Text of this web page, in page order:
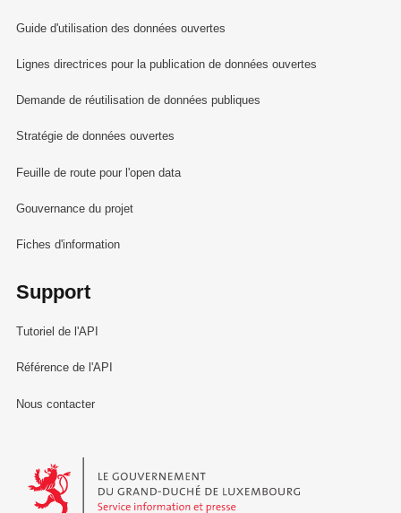
Guide d'utilisation des données ouvertes
Lignes directrices pour la publication de données ouvertes
Demande de réutilisation de données publiques
Stratégie de données ouvertes
Feuille de route pour l'open data
Gouvernance du projet
Fiches d'information
Support
Tutoriel de l'API
Référence de l'API
Nous contacter
Le Gouvernement du Grand-Duché de Luxembourg - Service